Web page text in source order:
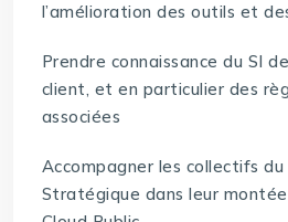
l’amélioration des outils et
Prendre connaissance du SI
client, et en particulier des
associées
Accompagner les collectifs
Stratégique dans leur